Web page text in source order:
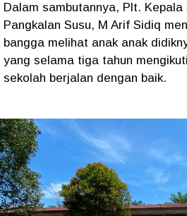
Dalam sambutannya, Plt.
Pangkalan Susu, M Arif Sidiq
bangga melihat anak anak
yang selama tiga tahun
sekolah berjalan dengan baik.